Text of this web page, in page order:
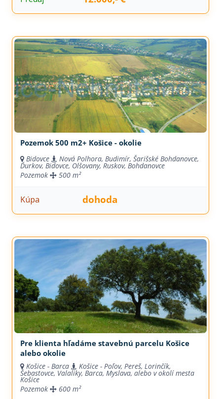
Pozemok 500 m2+ Košice - okolie
Bidovce Nová Polhora, Budimír, Šarišské Bohdanovce,
Ďurkov, Bidovce, Olšovany, Ruskov, Bohdanovce
Pozemok
500 m²
Kúpa dohoda
Pre klienta hľadáme stavebnú parcelu Košice
alebo okolie
Košice - Barca Košice - Poľov, Pereš, Lorinčík,
Šebastovce, Valaliky, Barca, Myslava, alebo v okolí mesta
Košice
Pozemok
600 m²